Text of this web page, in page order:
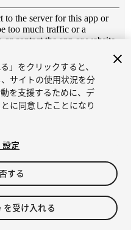
」をクリックすると、
サイトの使用状況を分
を支援するために、デ
に同意したことになり
定
する
受け入れる